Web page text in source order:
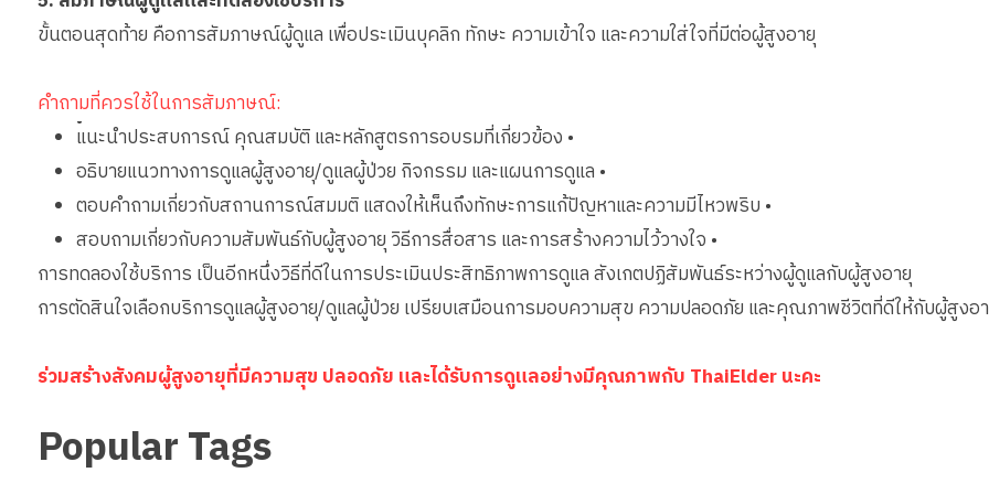
ขั้นตอนสุดท้าย คือการสัมภาษณ์ผู้ดูแล เพื่อประเมินบุคลิก ทักษะ ความเข้าใจ และความใส่ใจที่มีต่อผู้สูงอายุ
คำถามที่ควรใช้ในการสัมภาษณ์:
•
แนะนำประสบการณ์ คุณสมบัติ และหลักสูตรการอบรมที่เกี่ยวข้อง •
อธิบายแนวทางการดูแลผู้สูงอายุ/ดูแลผู้ป่วย กิจกรรม และแผนการดูแล •
ตอบคำถามเกี่ยวกับสถานการณ์สมมติ แสดงให้เห็นถึงทักษะการแก้ปัญหาและความมีไหวพริบ •
สอบถามเกี่ยวกับความสัมพันธ์กับผู้สูงอายุ วิธีการสื่อสาร และการสร้างความไว้วางใจ •
การทดลองใช้บริการ เป็นอีกหนึ่งวิธีที่ดีในการประเมินประสิทธิภาพการดูแล สังเกตปฏิสัมพันธ์ระหว่างผู้ดูแลกับผู้สูงอายุ
การตัดสินใจเลือกบริการดูแลผู้สูงอายุ/ดูแลผู้ป่วย เปรียบเสมือนการมอบความสุข ความปลอดภัย และคุณภาพชีวิตที่ดีให้กับผู้สูงอ
ร่วมสร้างสังคมผู้สูงอายุที่มีความสุข ปลอดภัย และได้รับการดูแลอย่างมีคุณภาพกับ ThaiElder นะคะ
Popular Tags